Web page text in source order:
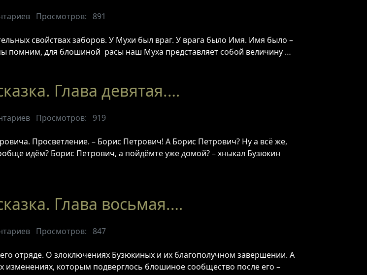
Просмотров: 891
свойствах заборов. У Мухи был враг. У врага было Имя. Имя было –
помним, для блошиной расы наш Муха представляет собой величину …
Глава девятая.…
Просмотров: 919
Просветление. – Борис Петрович! А Борис Петрович? Ну а всё же,
идём? Борис Петрович, а пойдёмте уже домой? – хныкал Бузюкин
Глава восьмая.…
Просмотров: 847
отряде. О злоключениях Бузюкиных и их благополучном завершении. А
изменениях, которым подверглось блошиное сообщество после его –